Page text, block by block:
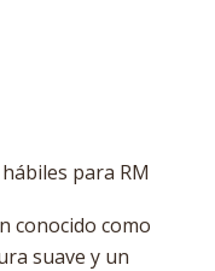
para RM
conocido como
suave y un